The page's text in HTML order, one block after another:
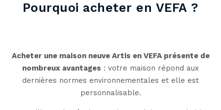
Pourquoi acheter en VEFA ?
Acheter une maison neuve Artis en VEFA présente de
nombreux avantages : votre maison répond aux
dernières normes environnementales et elle est
personnalisable.